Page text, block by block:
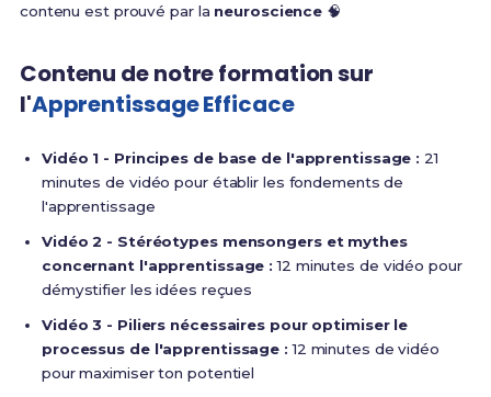
contenu est prouvé par la neuroscience 🧠
Contenu de notre formation sur
l'Apprentissage Efficace
Vidéo 1 - Principes de base de l'apprentissage : 21
minutes de vidéo pour établir les fondements de
l'apprentissage
Vidéo 2 - Stéréotypes mensongers et mythes
concernant l'apprentissage : 12 minutes de vidéo pour
démystifier les idées reçues
Vidéo 3 - Piliers nécessaires pour optimiser le
processus de l'apprentissage : 12 minutes de vidéo
pour maximiser ton potentiel